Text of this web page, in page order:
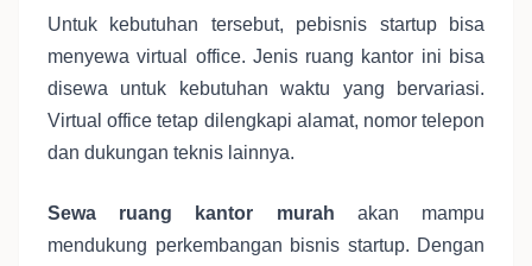
Untuk kebutuhan tersebut, pebisnis startup bisa
menyewa virtual office. Jenis ruang kantor ini bisa
disewa untuk kebutuhan waktu yang bervariasi.
Virtual office tetap dilengkapi alamat, nomor telepon
dan dukungan teknis lainnya.
Sewa ruang kantor murah akan mampu
mendukung perkembangan bisnis startup. Dengan